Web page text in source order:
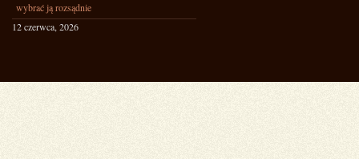
wybrać ją rozsądnie
12 czerwca, 2026